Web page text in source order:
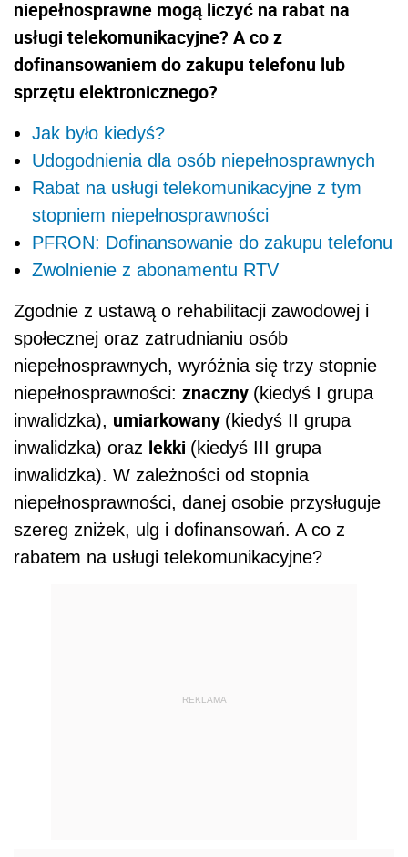
niepełnosprawne mogą liczyć na rabat na
usługi telekomunikacyjne? A co z
dofinansowaniem do zakupu telefonu lub
sprzętu elektronicznego?
Jak było kiedyś?
Udogodnienia dla osób niepełnosprawnych
Rabat na usługi telekomunikacyjne z tym
stopniem niepełnosprawności
PFRON: Dofinansowanie do zakupu telefonu
Zwolnienie z abonamentu RTV
Zgodnie z ustawą o rehabilitacji zawodowej i
społecznej oraz zatrudnianiu osób
niepełnosprawnych, wyróżnia się trzy stopnie
niepełnosprawności: znaczny (kiedyś I grupa
inwalidzka), umiarkowany (kiedyś II grupa
inwalidzka) oraz lekki (kiedyś III grupa
inwalidzka). W zależności od stopnia
niepełnosprawności, danej osobie przysługuje
szereg zniżek, ulg i dofinansowań. A co z
rabatem na usługi telekomunikacyjne?
REKLAMA